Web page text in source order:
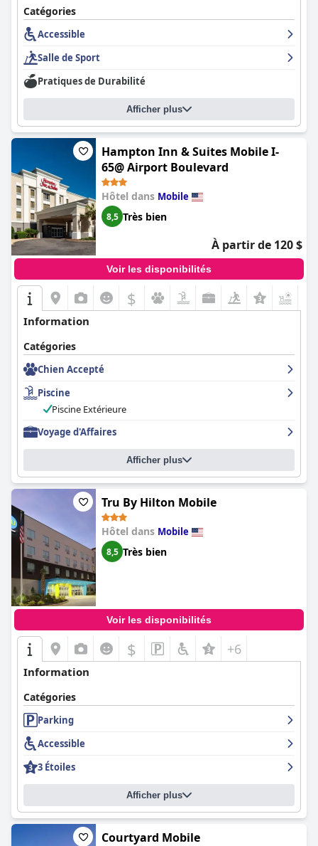
Catégories
Accessible
Salle de Sport
Pratiques de Durabilité
Afficher plus
Hampton Inn & Suites Mobile I-
65@ Airport Boulevard
Hôtel dans Mobile
8,5 Très bien
À partir de 120 $
Voir les disponibilités
$
Information
Catégories
Chien Accepté
Piscine
Piscine Extérieure
Voyage d'Affaires
Afficher plus
Tru By Hilton Mobile
Hôtel dans Mobile
8,5 Très bien
Voir les disponibilités
$ +6
Information
Catégories
Parking
Accessible
3 Étoiles
Afficher plus
Courtyard Mobile